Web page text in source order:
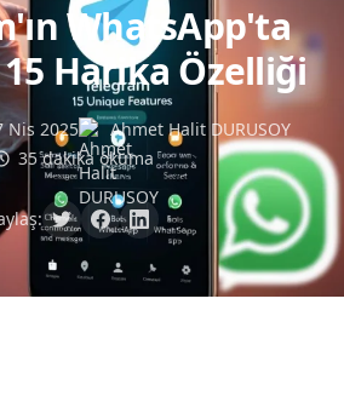
WhatsApp'ta
Harika Özelliği
Nis 2025
Ahmet Halit DURUSOY
35 dakika okuma